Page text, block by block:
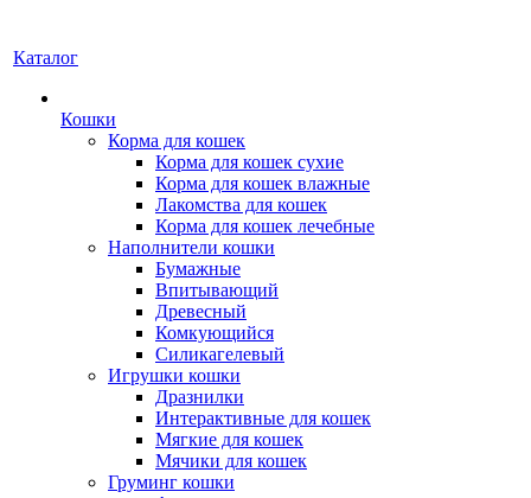
Каталог
Кошки
Корма для кошек
Корма для кошек сухие
Корма для кошек влажные
Лакомства для кошек
Корма для кошек лечебные
Наполнители кошки
Бумажные
Впитывающий
Древесный
Комкующийся
Силикагелевый
Игрушки кошки
Дразнилки
Интерактивные для кошек
Мягкие для кошек
Мячики для кошек
Груминг кошки